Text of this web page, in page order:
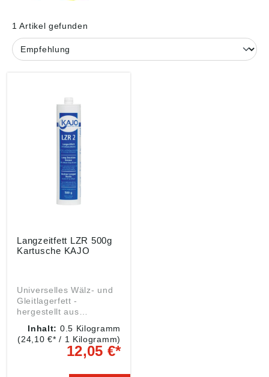
1 Artikel gefunden
Langzeitfett LZR 500g
Kartusche KAJO
Universelles Wälz- und
Gleitlagerfett -
hergestellt aus
unter Verwendung von
Lithiumseifen als
Inhalt: 0.5 Kilogramm
(24,10 €* / 1 Kilogramm)
12,05 €*